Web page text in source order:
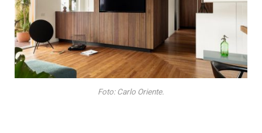
Foto: Carlo Oriente.